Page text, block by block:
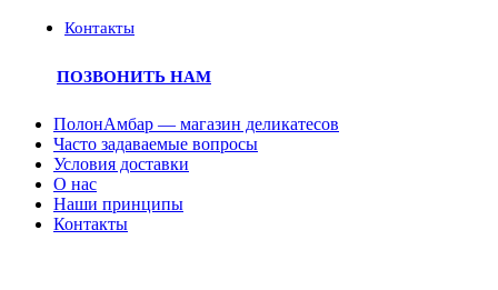
Контакты
ПОЗВОНИТЬ НАМ
ПолонАмбар — магазин деликатесов
Часто задаваемые вопросы
Условия доставки
О нас
Наши принципы
Контакты